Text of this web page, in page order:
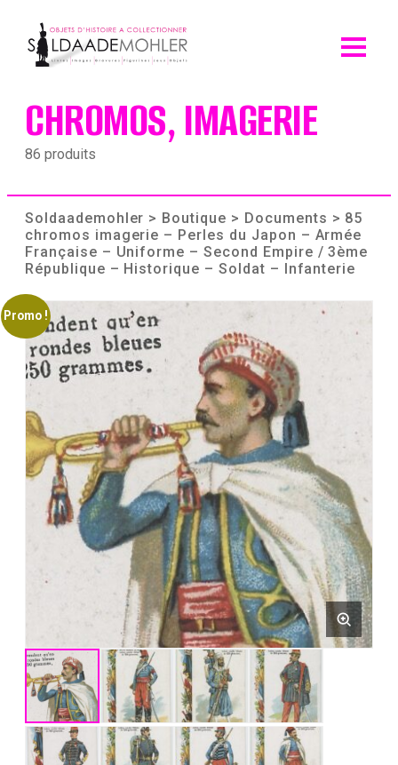
content
CHROMOS, IMAGERIE
86 produits
Soldaademohler > Boutique > Documents > 85
chromos imagerie – Perles du Japon – Armée
Française – Uniforme – Second Empire / 3ème
République – Historique – Soldat – Infanterie
Promo !